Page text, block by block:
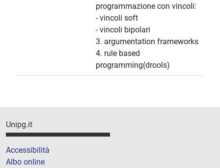
programmazione con vincoli:
- vincoli soft
- vincoli bipolari
3. argumentation frameworks
4. rule based
programming(drools)
Unipg.it
Accessibilità
Albo online